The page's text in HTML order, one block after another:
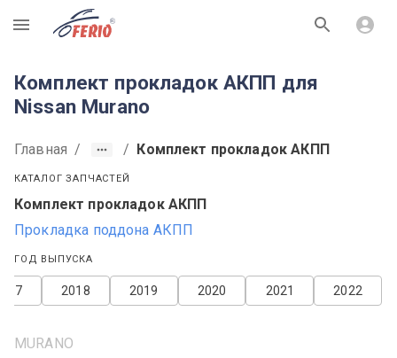
R
Комплект прокладок АКПП для
Nissan Murano
Главная / / Комплект прокладок АКПП
КАТАЛОГ ЗАПЧАСТЕЙ
Комплект прокладок АКПП
Прокладка поддона АКПП
ГОД ВЫПУСКА
2022
2021
2020
2019
2018
MURANO